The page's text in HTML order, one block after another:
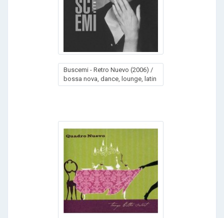
Buscemi - Retro Nuevo (2006) /
bossa nova, dance, lounge, latin